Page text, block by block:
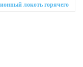
локоть горячего